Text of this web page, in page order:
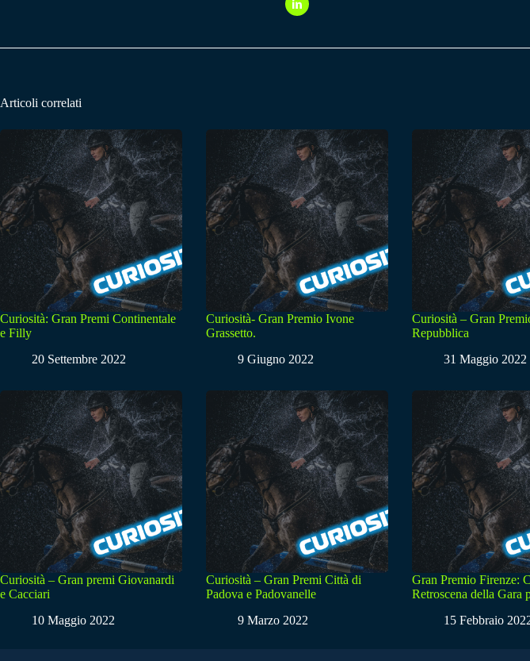
Articoli correlati
Curiosità: Gran Premi Continentale
e Filly
20 Settembre 2022
Curiosità- Gran Premio Ivone
Grassetto.
9 Giugno 2022
Curiosità – Gran
Repubblica
31 Maggio 2022
Curiosità – Gran premi Giovanardi
e Cacciari
10 Maggio 2022
Curiosità – Gran Premi Città di
Padova e Padovanelle
9 Marzo 2022
Gran Premio Firenze:
Retroscena della Gara
15 Febbraio